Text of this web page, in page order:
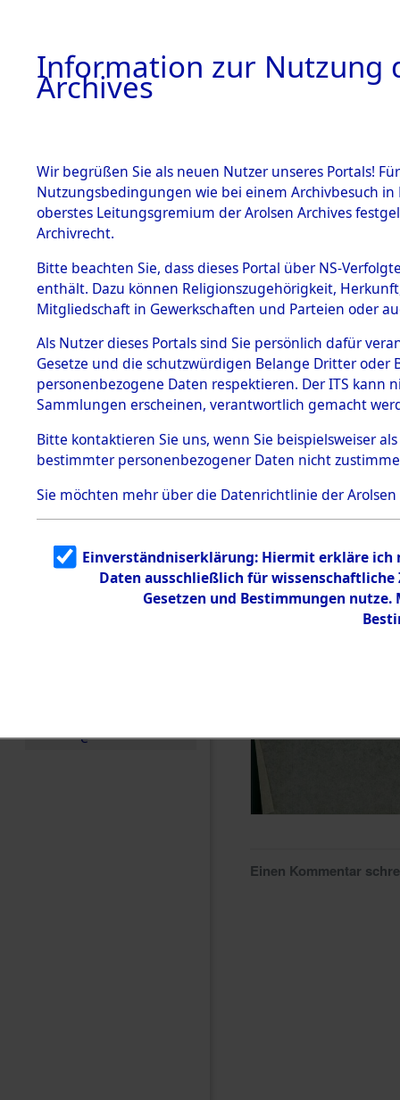
BESTÄNDE
1.
mente
5. Verschiedenes
5.3
Todesmärsche
5.3.1 Alliierte
Erhebungen
zu
Todesmärsch
en
5.3.2
g
5.3.3
Todesmärsch
e
Einen Kommentar
Information zur Nutzung
Archives
Wir begrüßen Sie als neuen Nutzer unseres Portals!
Nutzungsbedingungen wie bei einem Archivbesuch
oberstes Leitungsgremium der Arolsen Archives
Archivrecht.
Bitte beachten Sie, dass dieses Portal über NS-
enthält. Dazu können Religionszugehörigkeit,
Mitgliedschaft in Gewerkschaften und Parteien oder
Als Nutzer dieses Portals sind Sie persönlich dafür
Gesetze und die schutzwürdigen Belange Dritter
personenbezogene Daten respektieren. Der ITS
Sammlungen erscheinen, verantwortlich gemacht
Bitte kontaktieren Sie uns, wenn Sie beispielsweiser
bestimmter personenbezogener Daten nicht
Sie möchten mehr über die Datenrichtlinie der Arolsen
Einverständniserklärung: Hiermit erkläre ich
Daten ausschließlich für
Gesetzen und Bestimmungen